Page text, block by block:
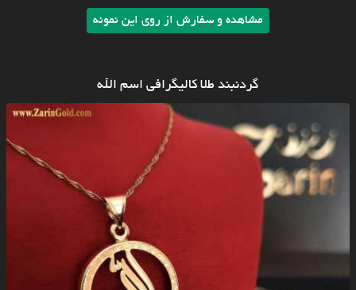
مشاهده و سفارش از روی این نمونه
گردنبند طلا کالیگرافی اسم الله